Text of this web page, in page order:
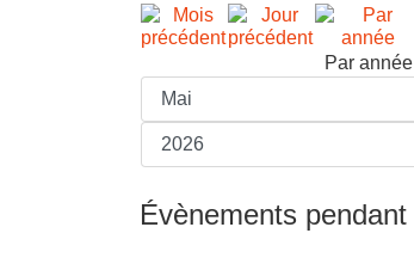
Par année
Évènements pendant